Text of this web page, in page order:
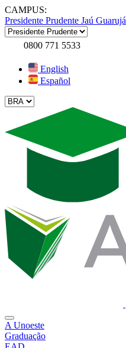
CAMPUS:
Presidente Prudente Jaú Guarujá
0800 771 5533
English
Español
A Unoeste
Graduação